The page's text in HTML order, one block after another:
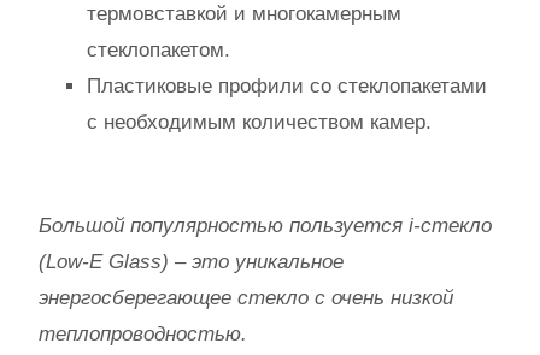
термовставкой и многокамерным
стеклопакетом.
Пластиковые профили со стеклопакетами
с необходимым количеством камер.
Большой популярностью пользуется i-стекло
(Low-E Glass) – это уникальное
энергосберегающее стекло с очень низкой
теплопроводностью.